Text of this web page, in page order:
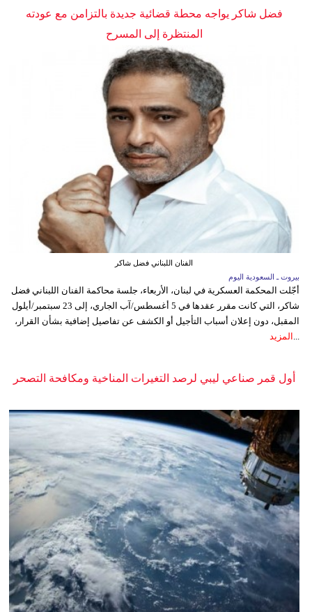
فضل شاكر يواجه محطة قضائية جديدة بالتزامن مع عودته
المنتظرة إلى المسرح
الفنان اللبناني فضل شاكر
بيروت ـ السعودية اليوم
أجّلت المحكمة العسكرية في لبنان، الأربعاء، جلسة محاكمة الفنان اللبناني فضل
شاكر، التي كانت مقرر عقدها في 5 أغسطس/آب الجاري، إلى 23 سبتمبر/أيلول
المقبل، دون إعلان أسباب التأجيل أو الكشف عن تفاصيل إضافية بشأن القرار،
... المزيد
أول قمر صناعي ليبي لرصد التغيرات المناخية ومكافحة التصحر